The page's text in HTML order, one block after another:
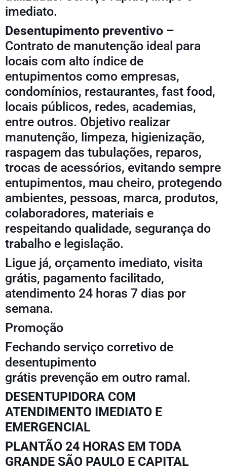
imediato.
Desentupimento preventivo –
Contrato de manutenção ideal para
locais com alto índice de
entupimentos como empresas,
condomínios, restaurantes, fast food,
locais públicos, redes, academias,
entre outros. Objetivo realizar
manutenção, limpeza, higienização,
raspagem das tubulações, reparos,
trocas de acessórios, evitando sempre
entupimentos, mau cheiro, protegendo
ambientes, pessoas, marca, produtos,
colaboradores, materiais e
respeitando qualidade, segurança do
trabalho e legislação.
Ligue já, orçamento imediato, visita
grátis, pagamento facilitado,
atendimento 24 horas 7 dias por
semana.
Promoção
Fechando serviço corretivo de
desentupimento
grátis prevenção em outro ramal.
DESENTUPIDORA COM
ATENDIMENTO IMEDIATO E
EMERGENCIAL
PLANTÃO 24 HORAS EM TODA
GRANDE SÃO PAULO E CAPITAL